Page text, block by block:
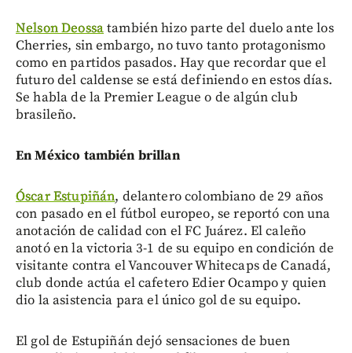
Nelson Deossatambién hizo parte del duelo ante los
Cherries, sin embargo, no tuvo tanto protagonismo
como en partidos pasados. Hay que recordar que el
futuro del caldense se está definiendo en estos días.
Se habla de la Premier League o de algún club
brasileño.
En México también brillan
Óscar Estupiñán, delantero colombiano de 29 años
con pasado en el fútbol europeo, se reportó con una
anotación de calidad con el FC Juárez. El caleño
anotó en la victoria 3-1 de su equipo en condición de
visitante contra el Vancouver Whitecaps de Canadá,
club donde actúa el cafetero Edier Ocampo y quien
dio la asistencia para el único gol de su equipo.
El gol de Estupiñán dejó sensaciones de buen